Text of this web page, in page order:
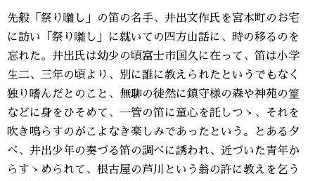
先般「祭り囃し」の笛の名手、井出文作氏を宮本町のお宅
に訪い「祭り囃し」に就いての四方山話に、時の移るのを
忘れた。井出氏は幼少の頃富士市国久に在って、笛は小学
生二、三年の頃より、別に誰に教えられたというでもなく
独り嗜んだとのこと、無聊の徒然に鎮守様の森や神苑の篁
などに身をひそめて、一管の笛に童心を託しつゝ、それを
吹き鳴らすのがこよなき楽しみであったという。とある夕
べ、井出少年の奏づる笛の調べに誘われ、近づいた青年か
らすゝめられて、根古屋の芦川という翁の許に教えを乞う